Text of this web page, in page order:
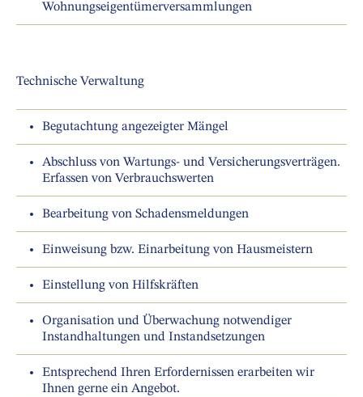
Wohnungseigentümerversammlungen
Technische Verwaltung
Begutachtung angezeigter Mängel
Abschluss von Wartungs- und Versicherungsverträgen.
Erfassen von Verbrauchswerten
Bearbeitung von Schadensmeldungen
Einweisung bzw. Einarbeitung von Hausmeistern
Einstellung von Hilfskräften
Organisation und Überwachung notwendiger
Instandhaltungen und Instandsetzungen
Entsprechend Ihren Erfordernissen erarbeiten wir
Ihnen gerne ein Angebot.